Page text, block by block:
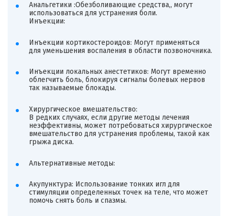
Анальгетики :Обезболивающие средства,, могут
использоваться для устранения боли.
Инъекции:
Инъекции кортикостероидов: Могут применяться
для уменьшения воспаления в области позвоночника.
Инъекции локальных анестетиков: Могут временно
облегчить боль, блокируя сигналы болевых нервов
так называемые блокады.
Хирургическое вмешательство:
В редких случаях, если другие методы лечения
неэффективны, может потребоваться хирургическое
вмешательство для устранения проблемы, такой как
грыжа диска.
Альтернативные методы:
Акупунктура: Использование тонких игл для
стимуляции определенных точек на теле, что может
помочь снять боль и спазмы.